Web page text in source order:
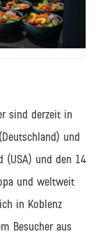
sind derzeit in
und
(USA) und den 14
und weltweit
in Koblenz
Besucher aus